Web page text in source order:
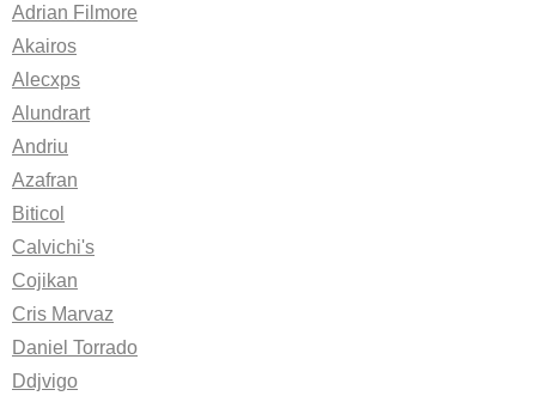
Adrian Filmore
Akairos
Alecxps
Alundrart
Andriu
Azafran
Biticol
Calvichi's
Cojikan
Cris Marvaz
Daniel Torrado
Ddjvigo